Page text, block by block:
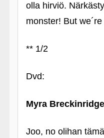
olla hirviö.
monster! But
** 1/2
Dvd:
Myra Breckinridge
Joo, no olihan